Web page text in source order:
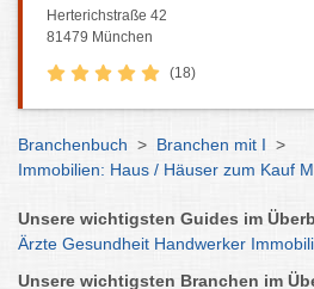
Herterichstraße 42
81479 München
(18)
Branchenbuch > Branchen mit I >
Immobilien: Haus / Häuser zum Kauf
Unsere wichtigsten Guides im
Ärzte Gesundheit Handwerker
Unsere wichtigsten Branchen im